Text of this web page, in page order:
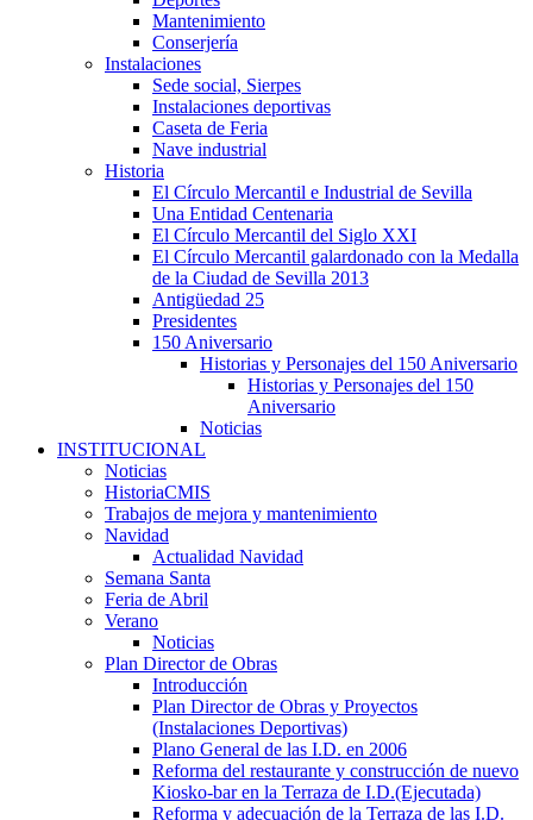
Mantenimiento
Conserjería
Instalaciones
Sede social, Sierpes
Instalaciones deportivas
Caseta de Feria
Nave industrial
Historia
El Círculo Mercantil e Industrial de Sevilla
Una Entidad Centenaria
El Círculo Mercantil del Siglo XXI
El Círculo Mercantil galardonado con la Medalla
de la Ciudad de Sevilla 2013
Antigüedad 25
Presidentes
150 Aniversario
Historias y Personajes del 150 Aniversario
Historias y Personajes del 150
Aniversario
Noticias
INSTITUCIONAL
Noticias
HistoriaCMIS
Trabajos de mejora y mantenimiento
Navidad
Actualidad Navidad
Semana Santa
Feria de Abril
Verano
Noticias
Plan Director de Obras
Introducción
Plan Director de Obras y Proyectos
(Instalaciones Deportivas)
Plano General de las I.D. en 2006
Reforma del restaurante y construcción de nuevo
Kiosko-bar en la Terraza de I.D.(Ejecutada)
Reforma y adecuación de la Terraza de las I.D.